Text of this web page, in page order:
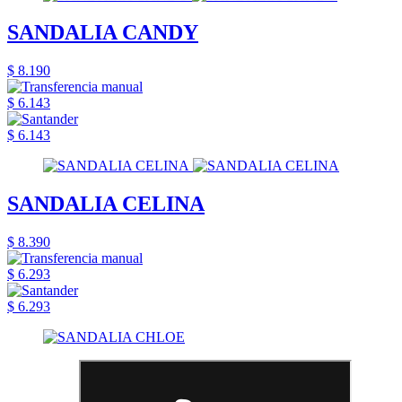
SANDALIA CANDY
$ 8.190
$ 6.143
$ 6.143
SANDALIA CELINA
$ 8.390
$ 6.293
$ 6.293